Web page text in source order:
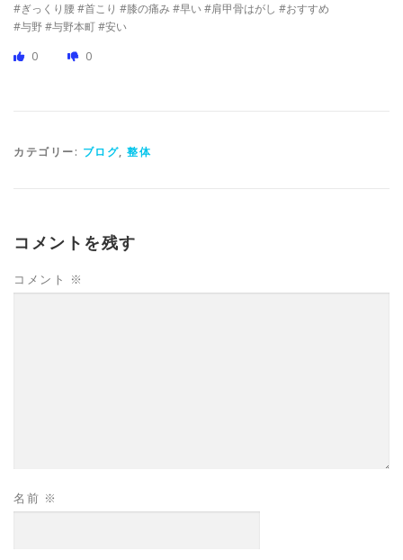
#ぎっくり腰 #首こり #膝の痛み #早い #肩甲骨はがし #おすすめ
#与野 #与野本町 #安い
0
0
カテゴリー: ブログ, 整体
コメントを残す
コメント ※
名前 ※